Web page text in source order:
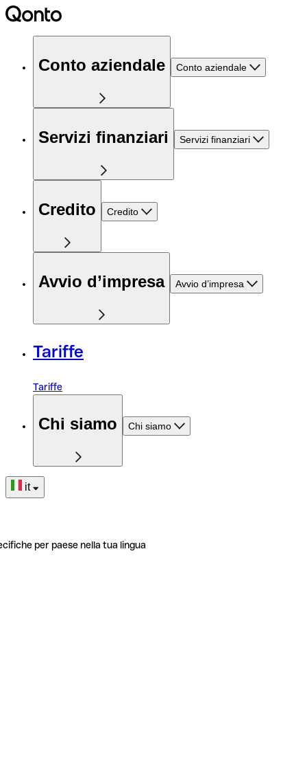
Conto aziendale Conto aziendale
Servizi finanziari Servizi finanziari
Credito Credito
Avvio d’impresa Avvio d’impresa
Tariffe
Tariffe
Chi siamo Chi siamo
it
per paese nella tua lingua